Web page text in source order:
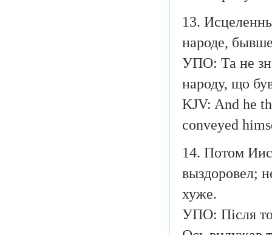
13.
народе,
УПО: Та не
народу, що
KJV: And he
conveyed
14. Потом
выздоровел;
хуже.
УПО: Після